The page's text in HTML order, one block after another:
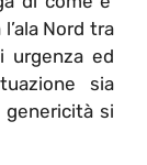
Nord tra
urgenza ed
sia
genericità si